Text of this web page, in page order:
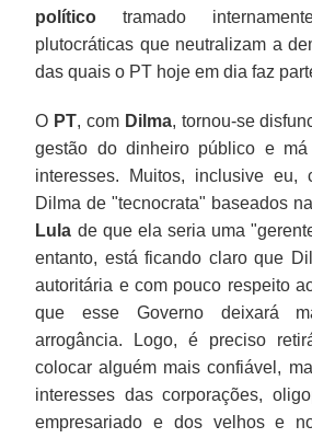
político tramado
plutocráticas que neutralizam a
das quais o PT hoje em dia faz
O PT, comDilma, tornou-se
gestão do dinheiro público e má
interesses. Muitos, inclusive eu,
Dilma de "tecnocrata" baseados
Lula de que ela seria uma
entanto, está ficando claro que
autoritária e com pouco respeito
que esse Governo deixará
arrogância. Logo, é preciso
colocar alguém mais confiável,
interesses das corporações,
empresariado e dos velhos e